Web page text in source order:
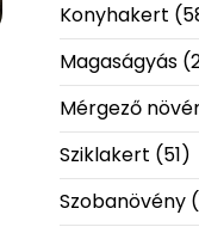
Konyhakert
Magaságyás
Mérgező
Sziklakert (51)
Szobanövény